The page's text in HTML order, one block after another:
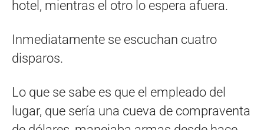
hotel, mientras el otro lo espera afuera.
Inmediatamente se escuchan cuatro
disparos.
Lo que se sabe es que el empleado del
lugar, que sería una cueva de compraventa